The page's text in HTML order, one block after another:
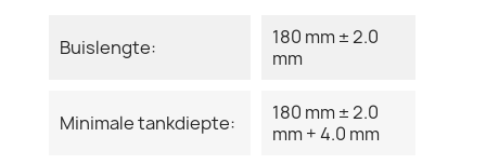
Buislengte:
180 mm ± 2.0
mm
Minimale tankdiepte:
180 mm ± 2.0
mm + 4.0 mm